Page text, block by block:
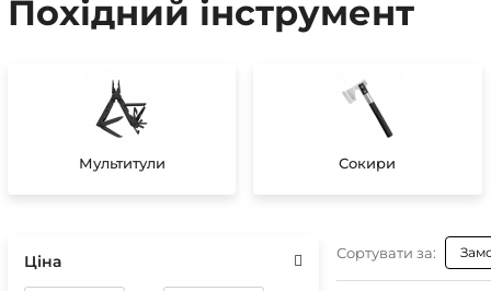
Тенти
Ковдри для кемпінгу
Похідний інструмент
Мультитули Сокири
Ціна Сортувати за: